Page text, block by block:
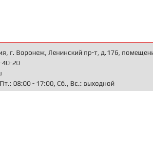
г. Воронеж, Ленинский пр-т, д.176,
40-20
08:00 - 17:00, Сб., Вс.: выходной